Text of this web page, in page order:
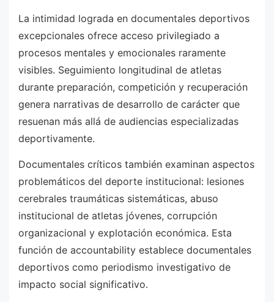
La intimidad lograda en documentales deportivos
excepcionales ofrece acceso privilegiado a
procesos mentales y emocionales raramente
visibles. Seguimiento longitudinal de atletas
durante preparación, competición y recuperación
genera narrativas de desarrollo de carácter que
resuenan más allá de audiencias especializadas
deportivamente.
Documentales críticos también examinan aspectos
problemáticos del deporte institucional: lesiones
cerebrales traumáticas sistemáticas, abuso
institucional de atletas jóvenes, corrupción
organizacional y explotación económica. Esta
función de accountability establece documentales
deportivos como periodismo investigativo de
impacto social significativo.